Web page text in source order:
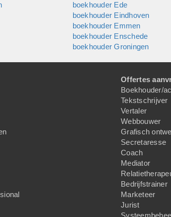
boekhouder Ede
boekhouder Eindhoven
boekhouder Emmen
boekhouder Enschede
boekhouder Groningen
Offertes
Boekhouder/
Tekstschrijver
Vertaler
Webbouwer
Grafisch
Secretaresse
Coach
Mediator
Bedrijfstrainer
Marketeer
Jurist